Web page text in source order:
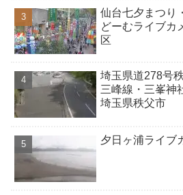
仙台七夕まつり
どーむライブカ
区
埼玉県道278号
三峰線・三峯神
埼玉県秩父市
夕日ヶ浦ライブ